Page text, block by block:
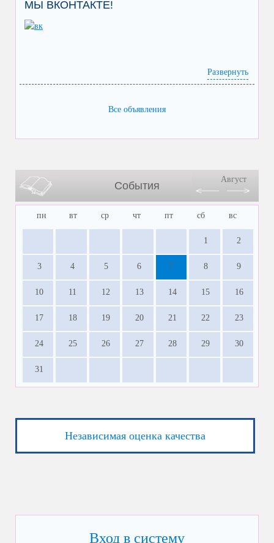
МЫ ВКОНТАКТЕ!
Развернуть
Все объявления
События
Август
пн вт ср чт пт сб вс
1 2
3 4 5 6 7 8 9
10 11 12 13 14 15 16
17 18 19 20 21 22 23
24 25 26 27 28 29 30
31
Независимая оценка качества
Вход в систему